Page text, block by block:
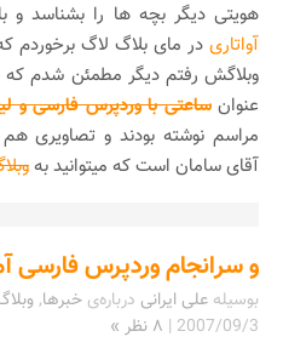
هویتی دیگر بچه ها را بشناسد و
آواتاری در مای بلاگ لاگ برخوردم
وبلاگش رفتم دیگر مطمئن شدم
عنوانساعتی با وردپرس فارسی و
مراسم نوشته بودند و تصاویری
آقای سامان است که میتوانید به
و سرانجام وردپرس فارسی
بوسیله علی ایرانی درباره‌ی خبرها,
2007/09/3
| ۸ نظر »